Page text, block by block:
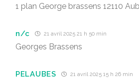
1 plan George brassens 12110
n/c 21 avril 2025 21 h 50 min
Georges Brassens
PELAUBES 21 avril 2025 15 h 26 min